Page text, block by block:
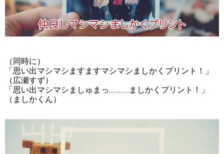
（同時に）
「思い出マシマシますますマシマシましかくプリント！」
（広瀬すず）
「思い出マシマシましゅまっ…………ましかくプリント！」
（ましかくん）